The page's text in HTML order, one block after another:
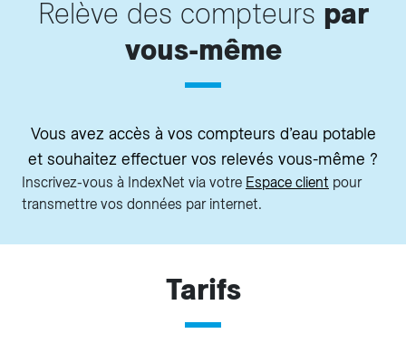
Relève des compteurs par
vous-même
Vous avez accès à vos compteurs d’eau potable
et souhaitez effectuer vos relevés vous-même ?
Inscrivez-vous à IndexNet via votre Espace client pour
transmettre vos données par internet.
Tarifs